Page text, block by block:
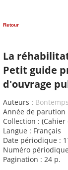
Retour
La
Petit guide
d'ouvrage
Auteurs :
Année de parution
Collection :
Langue : Français
Date périodique :
Numéro
Pagination : 24 p.